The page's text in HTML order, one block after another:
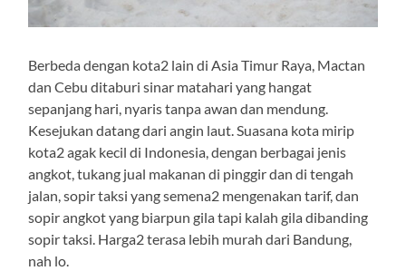
Berbeda dengan kota2 lain di Asia Timur Raya, Mactan
dan Cebu ditaburi sinar matahari yang hangat
sepanjang hari, nyaris tanpa awan dan mendung.
Kesejukan datang dari angin laut. Suasana kota mirip
kota2 agak kecil di Indonesia, dengan berbagai jenis
angkot, tukang jual makanan di pinggir dan di tengah
jalan, sopir taksi yang semena2 mengenakan tarif, dan
sopir angkot yang biarpun gila tapi kalah gila dibanding
sopir taksi. Harga2 terasa lebih murah dari Bandung,
nah lo.